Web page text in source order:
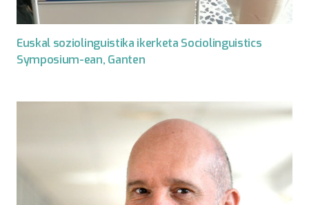
Euskal soziolinguistika ikerketa Sociolinguistics
Symposium-ean, Ganten